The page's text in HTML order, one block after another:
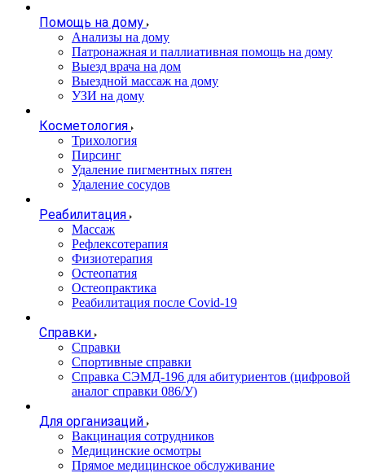
Помощь на дому
Анализы на дому
Патронажная и паллиативная помощь на дому
Выезд врача на дом
Выездной массаж на дому
УЗИ на дому
Косметология
Трихология
Пирсинг
Удаление пигментных пятен
Удаление сосудов
Реабилитация
Массаж
Рефлексотерапия
Физиотерапия
Остеопатия
Остеопрактика
Реабилитация после Covid-19
Справки
Справки
Спортивные справки
Справка СЭМД‑196 для абитуриентов (цифровой
аналог справки 086/У)
Для организаций
Вакцинация сотрудников
Медицинские осмотры
Прямое медицинское обслуживание